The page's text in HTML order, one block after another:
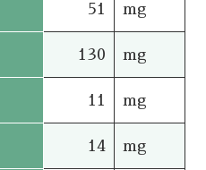
51 mg
130 mg
11 mg
14 mg